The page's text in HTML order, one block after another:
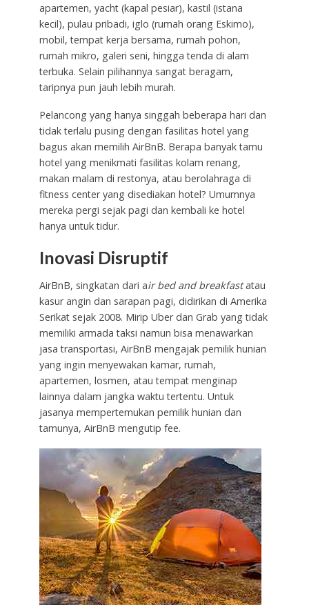
apartemen, yacht (kapal pesiar), kastil (istana
kecil), pulau pribadi, iglo (rumah orang Eskimo),
mobil, tempat kerja bersama, rumah pohon,
rumah mikro, galeri seni, hingga tenda di alam
terbuka. Selain pilihannya sangat beragam,
taripnya pun jauh lebih murah.
Pelancong yang hanya singgah beberapa hari dan
tidak terlalu pusing dengan fasilitas hotel yang
bagus akan memilih AirBnB. Berapa banyak tamu
hotel yang menikmati fasilitas kolam renang,
makan malam di restonya, atau berolahraga di
fitness center yang disediakan hotel? Umumnya
mereka pergi sejak pagi dan kembali ke hotel
hanya untuk tidur.
Inovasi Disruptif
AirBnB, singkatan dari air bed and breakfastatau
kasur angin dan sarapan pagi, didirikan di Amerika
Serikat sejak 2008. Mirip Uber dan Grab yang tidak
memiliki armada taksi namun bisa menawarkan
jasa transportasi, AirBnB mengajak pemilik hunian
yang ingin menyewakan kamar, rumah,
apartemen, losmen, atau tempat menginap
lainnya dalam jangka waktu tertentu. Untuk
jasanya mempertemukan pemilik hunian dan
tamunya, AirBnB mengutip fee.